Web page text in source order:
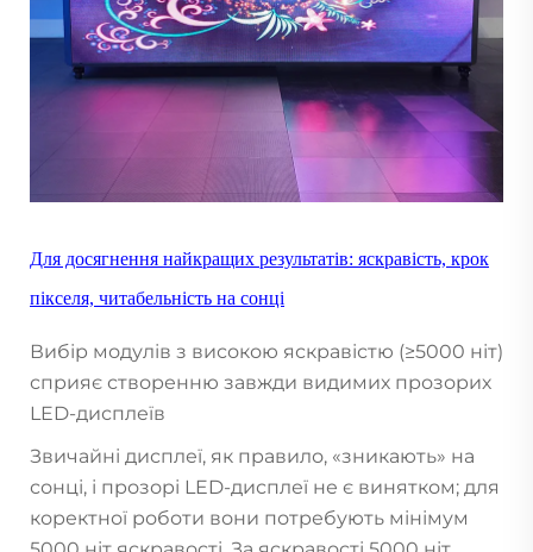
Для досягнення найкращих результатів: яскравість, крок
пікселя, читабельність на сонці
Вибір модулів з високою яскравістю (≥5000 ніт)
сприяє створенню завжди видимих прозорих
LED-дисплеїв
Звичайні дисплеї, як правило, «зникають» на
сонці, і прозорі LED-дисплеї не є винятком; для
коректної роботи вони потребують мінімум